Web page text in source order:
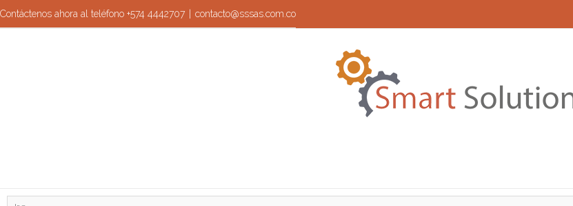
Contáctenos ahora al teléfono +574 4442707 contacto@sssas.com.co